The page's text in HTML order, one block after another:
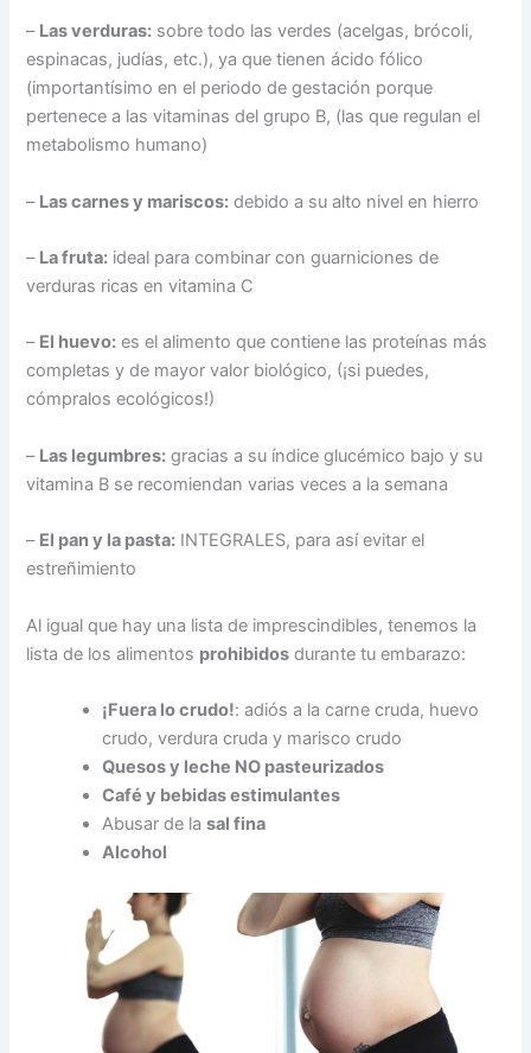
– Las verduras: sobre todo las verdes (acelgas, brócoli,
espinacas, judías, etc.), ya que tienen ácido fólico
(importantísimo en el periodo de gestación porque
pertenece a las vitaminas del grupo B, (las que regulan el
metabolismo humano)
– Las carnes y mariscos: debido a su alto nivel en hierro
– La fruta: ideal para combinar con guarniciones de
verduras ricas en vitamina C
– El huevo: es el alimento que contiene las proteínas más
completas y de mayor valor biológico, (¡si puedes,
cómpralos ecológicos!)
– Las legumbres: gracias a su índice glucémico bajo y su
vitamina B se recomiendan varias veces a la semana
– El pan y la pasta: INTEGRALES, para así evitar el
estreñimiento
Al igual que hay una lista de imprescindibles, tenemos la
lista de los alimentos prohibidos durante tu embarazo:
¡Fuera lo crudo!: adiós a la carne cruda, huevo
crudo, verdura cruda y marisco crudo
Quesos y leche NO pasteurizados
Café y bebidas estimulantes
Abusar de lasal fina
Alcohol